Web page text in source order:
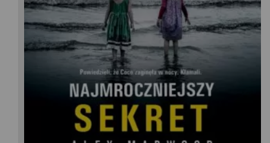
Alex Marwood